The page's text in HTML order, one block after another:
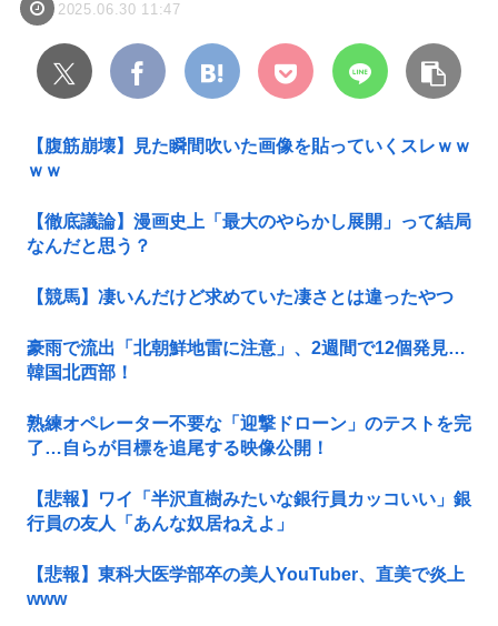
2025.06.30 11:47
【腹筋崩壊】見た瞬間吹いた画像を貼っていくスレｗｗ
ｗｗ
【徹底議論】漫画史上「最大のやらかし展開」って結局
なんだと思う？
【競馬】凄いんだけど求めていた凄さとは違ったやつ
豪雨で流出「北朝鮮地雷に注意」、2週間で12個発見…
韓国北西部！
熟練オペレーター不要な「迎撃ドローン」のテストを完
了…自らが目標を追尾する映像公開！
【悲報】ワイ「半沢直樹みたいな銀行員カッコいい」銀
行員の友人「あんな奴居ねえよ」
【悲報】東科大医学部卒の美人YouTuber、直美で炎上
www